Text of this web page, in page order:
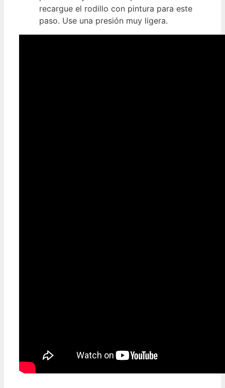
recargue el rodillo con pintura para este
paso. Use una presión muy ligera.